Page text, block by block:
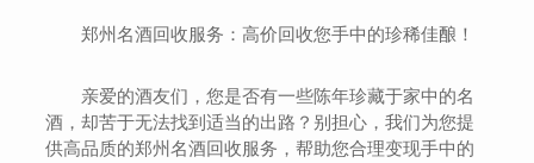
郑州名酒回收服务：高价回收您手中的珍稀佳酿！
亲爱的酒友们，您是否有一些陈年珍藏于家中的名
酒，却苦于无法找到适当的出路？别担心，我们为您提
供高品质的郑州名酒回收服务，帮助您合理变现手中的